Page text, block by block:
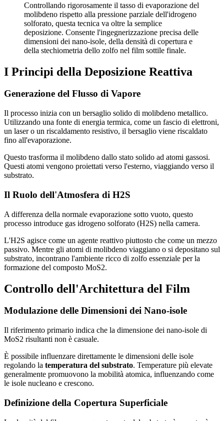
Controllando rigorosamente il tasso di evaporazione del
molibdeno rispetto alla pressione parziale dell'idrogeno
solforato, questa tecnica va oltre la semplice
deposizione. Consente l'ingegnerizzazione precisa delle
dimensioni dei nano-isole, della densità di copertura e
della stechiometria dello zolfo nel film sottile finale.
I Principi della Deposizione Reattiva
Generazione del Flusso di Vapore
Il processo inizia con un bersaglio solido di molibdeno metallico.
Utilizzando una fonte di energia termica, come un fascio di elettroni,
un laser o un riscaldamento resistivo, il bersaglio viene riscaldato
fino all'evaporazione.
Questo trasforma il molibdeno dallo stato solido ad atomi gassosi.
Questi atomi vengono proiettati verso l'esterno, viaggiando verso il
substrato.
Il Ruolo dell'Atmosfera di H2S
A differenza della normale evaporazione sotto vuoto, questo
processo introduce gas idrogeno solforato (H2S) nella camera.
L'H2S agisce come un agente reattivo piuttosto che come un mezzo
passivo. Mentre gli atomi di molibdeno viaggiano o si depositano sul
substrato, incontrano l'ambiente ricco di zolfo essenziale per la
formazione del composto MoS2.
Controllo dell'Architettura del Film
Modulazione delle Dimensioni dei Nano-isole
Il riferimento primario indica che la dimensione dei nano-isole di
MoS2 risultanti non è casuale.
È possibile influenzare direttamente le dimensioni delle isole
regolando la temperatura del substrato. Temperature più elevate
generalmente promuovono la mobilità atomica, influenzando come
le isole nucleano e crescono.
Definizione della Copertura Superficiale